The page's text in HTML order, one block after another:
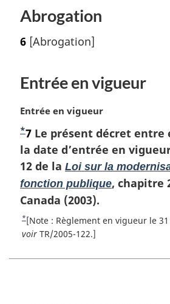
Abrogation
6 [Abrogation]
Entrée en vigueur
N
o
t
e
m
a
r
g
i
n
l
Entrée en vigueur
N
o
t
e
d
e
b
*7 Le présent décret entre
la date d’entrée en
12 de la Loi sur la
fonction publique, chapitre
Canada (2003).
R
e
o
*[Note : Règlement en vigueur le
voirTR/2005-122.]